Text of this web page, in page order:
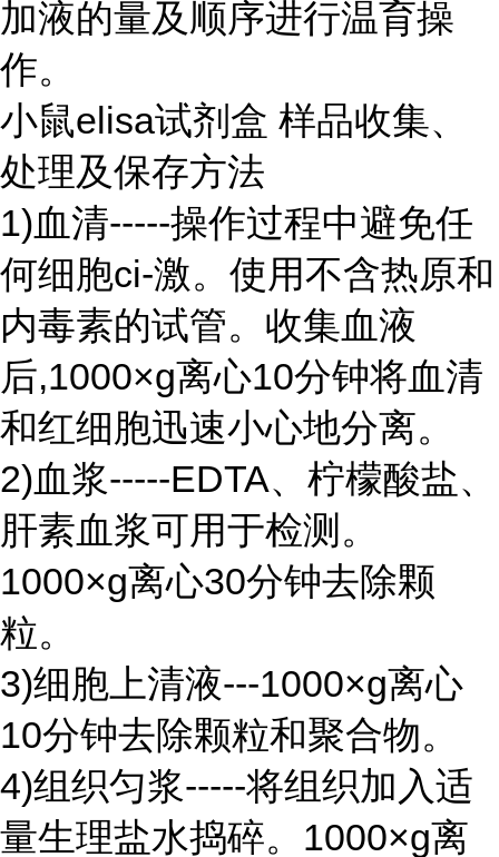
加液的量及顺序进行温育操
作。
小鼠elisa试剂盒 样品收集、
处理及保存方法
1)血清-----操作过程中避免任
何细胞ci-激。使用不含热原和
内毒素的试管。收集血液
后,1000×g离心10分钟将血清
和红细胞迅速小心地分离。
2)血浆-----EDTA、柠檬酸盐、
肝素血浆可用于检测。
1000×g离心30分钟去除颗
粒。
3)细胞上清液---1000×g离心
10分钟去除颗粒和聚合物。
4)组织匀浆-----将组织加入适
量生理盐水捣碎。1000×g离